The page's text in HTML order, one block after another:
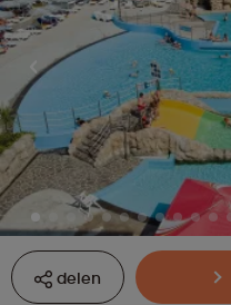
delen